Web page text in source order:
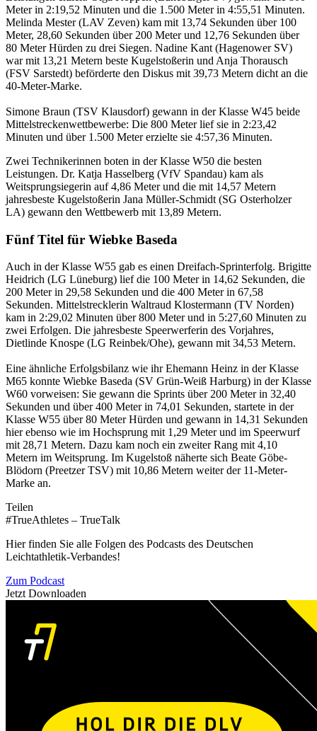
Meter in 2:19,52 Minuten und die 1.500 Meter in 4:55,51 Minuten.
Melinda Mester (LAV Zeven) kam mit 13,74 Sekunden über 100
Meter, 28,60 Sekunden über 200 Meter und 12,76 Sekunden über
80 Meter Hürden zu drei Siegen. Nadine Kant (Hagenower SV)
war mit 13,21 Metern beste Kugelstoßerin und Anja Thorausch
(FSV Sarstedt) beförderte den Diskus mit 39,73 Metern dicht an die
40-Meter-Marke.
Simone Braun (TSV Klausdorf) gewann in der Klasse W45 beide
Mittelstreckenwettbewerbe: Die 800 Meter lief sie in 2:23,42
Minuten und über 1.500 Meter erzielte sie 4:57,36 Minuten.
Zwei Technikerinnen boten in der Klasse W50 die besten
Leistungen. Dr. Katja Hasselberg (VfV Spandau) kam als
Weitsprungsiegerin auf 4,86 Meter und die mit 14,57 Metern
jahresbeste Kugelstoßerin Jana Müller-Schmidt (SG Osterholzer
LA) gewann den Wettbewerb mit 13,89 Metern.
Fünf Titel für Wiebke Baseda
Auch in der Klasse W55 gab es einen Dreifach-Sprinterfolg. Brigitte
Heidrich (LG Lüneburg) lief die 100 Meter in 14,62 Sekunden, die
200 Meter in 29,58 Sekunden und die 400 Meter in 67,58
Sekunden. Mittelstrecklerin Waltraud Klostermann (TV Norden)
kam in 2:29,02 Minuten über 800 Meter und in 5:27,60 Minuten zu
zwei Erfolgen. Die jahresbeste Speerwerferin des Vorjahres,
Dietlinde Knospe (LG Reinbek/Ohe), gewann mit 34,53 Metern.
Eine ähnliche Erfolgsbilanz wie ihr Ehemann Heinz in der Klasse
M65 konnte Wiebke Baseda (SV Grün-Weiß Harburg) in der Klasse
W60 vorweisen: Sie gewann die Sprints über 200 Meter in 32,40
Sekunden und über 400 Meter in 74,01 Sekunden, startete in der
Klasse W55 über 80 Meter Hürden und gewann in 14,31 Sekunden
hier ebenso wie im Hochsprung mit 1,29 Meter und im Speerwurf
mit 28,71 Metern. Dazu kam noch ein zweiter Rang mit 4,10
Metern im Weitsprung. Im Kugelstoß näherte sich Beate Göbe-
Blödorn (Preetzer TSV) mit 10,86 Metern weiter der 11-Meter-
Marke an.
Teilen
#TrueAthletes – TrueTalk
Hier finden Sie alle Folgen des Podcasts des Deutschen
Leichtathletik-Verbandes!
Zum Podcast
Jetzt Downloaden